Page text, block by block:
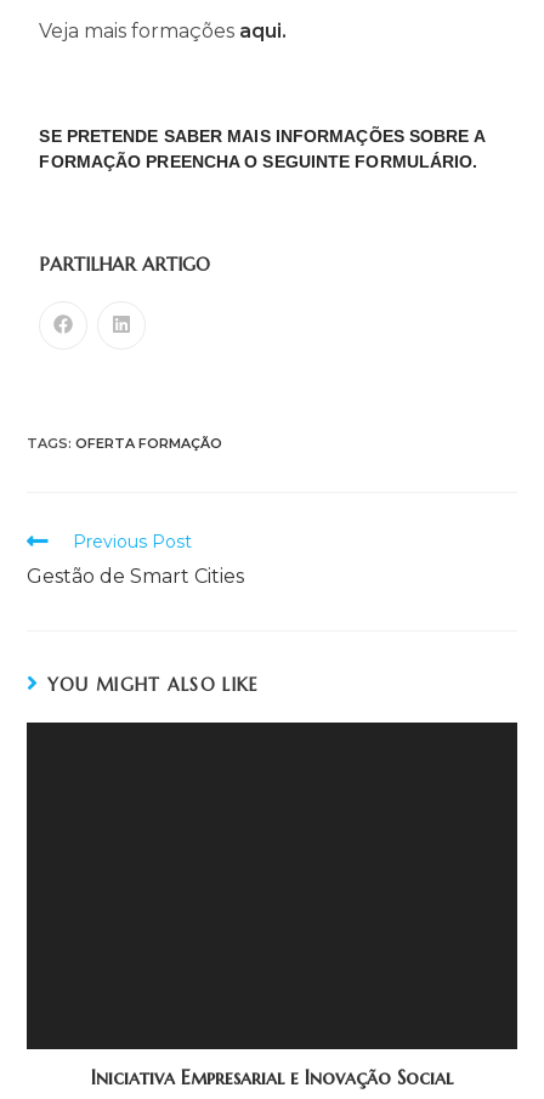
Veja mais formações aqui.
SE PRETENDE SABER MAIS INFORMAÇÕES SOBRE A
FORMAÇÃO PREENCHA O SEGUINTE FORMULÁRIO.
PARTILHAR ARTIGO
TAGS:OFERTA FORMAÇÃO
Previous Post
Gestão de Smart Cities
YOU MIGHT ALSO LIKE
Iniciativa Empresarial e Inovação Social